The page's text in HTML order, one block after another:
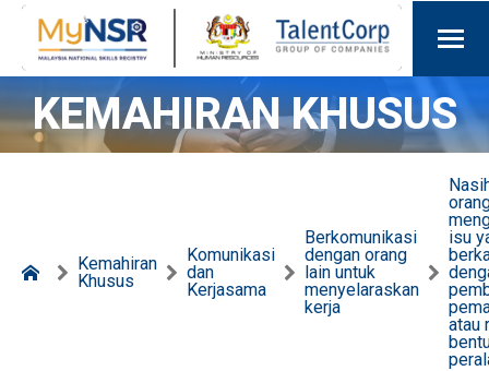
KEMAHIRAN KHUSUS
Kemahiran
Khusus
Komunikasi
dan
Kerjasama
Berkomunikasi
dengan orang
lain untuk
menyelaraskan
kerja
isu
atau